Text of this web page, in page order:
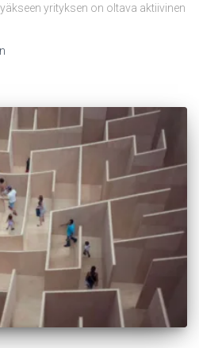
yrityksen on oltava aktiivinen